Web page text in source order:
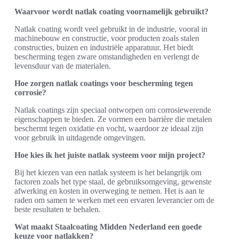
Waarvoor wordt natlak coating voornamelijk gebruikt?
Natlak coating wordt veel gebruikt in de industrie, vooral in
machinebouw en constructie, voor producten zoals stalen
constructies, buizen en industriële apparatuur. Het biedt
bescherming tegen zware omstandigheden en verlengt de
levensduur van de materialen.
Hoe zorgen natlak coatings voor bescherming tegen
corrosie?
Natlak coatings zijn speciaal ontworpen om corrosiewerende
eigenschappen te bieden. Ze vormen een barrière die metalen
beschermt tegen oxidatie en vocht, waardoor ze ideaal zijn
voor gebruik in uitdagende omgevingen.
Hoe kies ik het juiste natlak systeem voor mijn project?
Bij het kiezen van een natlak systeem is het belangrijk om
factoren zoals het type staal, de gebruiksomgeving, gewenste
afwerking en kosten in overweging te nemen. Het is aan te
raden om samen te werken met een ervaren leverancier om de
beste resultaten te behalen.
Wat maakt Staalcoating Midden Nederland een goede
keuze voor natlakken?